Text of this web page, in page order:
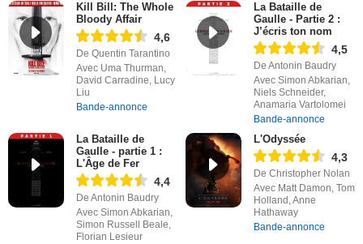
Kill Bill: The Whole
Bloody Affair
4,6
De Quentin Tarantino
Avec Uma Thurman,
David Carradine, Lucy
Liu
Bande-annonce
La Bataille de
Gaulle - Partie 2 :
J’écris ton nom
4,5
De Antonin Baudry
Avec Simon Abkarian,
Niels Schneider,
Anamaria Vartolomei
Bande-annonce
La Bataille de
Gaulle - partie 1 :
L'Âge de Fer
4,4
De Antonin Baudry
Avec Simon Abkarian,
Simon Russell Beale,
Florian Lesieur
L'Odyssée
4,3
De Christopher Nolan
Avec Matt Damon, Tom
Holland, Anne
Hathaway
Bande-annonce